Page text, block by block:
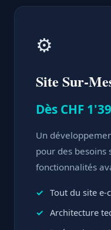
⚙️
Site Sur-
Dès CHF
Un
pour des besoins
fonctionnalités
Tout du site e-
Architecture